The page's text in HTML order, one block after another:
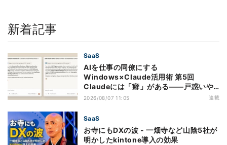
新着記事
SaaS
AIを仕事の同僚にする
Windows×Claude活用術 第5回
Claudeには「癖」がある――戸惑いや
すい7つの仕様
2026/08/07 11:05 連載
SaaS
お寺にもDXの波 - 一畑寺など山陰5社が
明かしたkintone導入の効果